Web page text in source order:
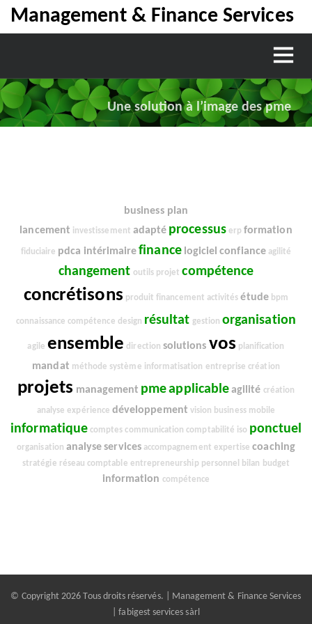
Management & Finance Services
Une solution à l’image des pme
business plan
lancement investissement adapté processus erp formation
fiduciaire pdca intérimaire finance logiciel confiance agilité
changement outils projet compétence
concrétisons produit financement activités étude bpm
connaissance compétence design résultat gestion organisation
agile ensemble direction solutions vos planification
mandat méthode système informatisation entreprise création
projets management pmeapplicableagilité création
analyse expérience développement vision business mobile
informatique comptes communication comptabilité iso ponctuel
organisation analyse services accompagnement expertise coaching
stratégie réseau comptable entrepreneurship personnel bilan budget
information compétence
© Copyright 2026 Tous droits réservés. | Management & Finance Services
| fabigest services sàrl